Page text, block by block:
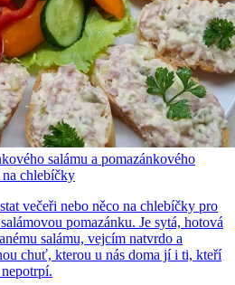
salámu a pomazánkového
chlebíčky
večeři nebo něco na chlebíčky pro
pomazánku. Je sytá, hotová
salámu, vejcím natvrdo a
chuť, kterou u nás doma jí i ti, kteří